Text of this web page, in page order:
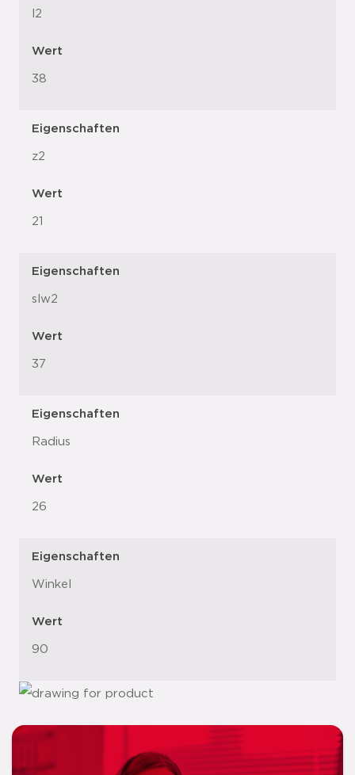
l2
Wert
38
Eigenschaften
z2
Wert
21
Eigenschaften
slw2
Wert
37
Eigenschaften
Radius
Wert
26
Eigenschaften
Winkel
Wert
90